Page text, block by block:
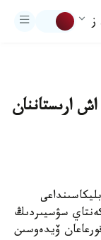
ارىستاننان
سۋسيىردىڭ
ۆيدەوسىن